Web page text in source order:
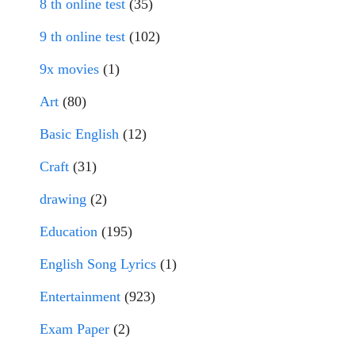
8 th online test (35)
9 th online test (102)
9x movies (1)
Art (80)
Basic English (12)
Craft (31)
drawing (2)
Education (195)
English Song Lyrics (1)
Entertainment (923)
Exam Paper (2)